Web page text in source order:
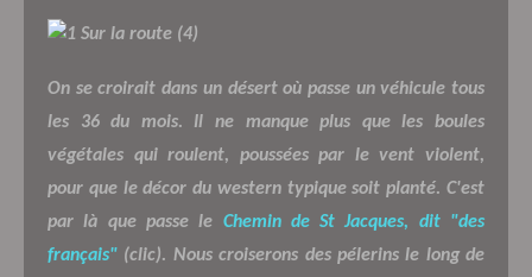
On se croirait dans un désert où passe un véhicule tous
les 36 du mois. Il ne manque plus que les boules
végétales qui roulent, poussées par le vent violent,
pour que le décor du western typique soit planté. C'est
par là que passe le Chemin de St Jacques, dit "des
français" (clic). Nous croiserons des pélerins le long de